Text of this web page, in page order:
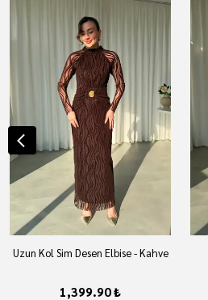
Uzun Kol Sim Desen Elbise - Kahve
1,399.90 ₺